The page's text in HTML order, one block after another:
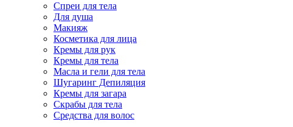
Спреи для тела
Для душа
Макияж
Косметика для лица
Кремы для рук
Кремы для тела
Масла и гели для тела
Шугаринг Депиляция
Кремы для загара
Скрабы для тела
Средства для волос